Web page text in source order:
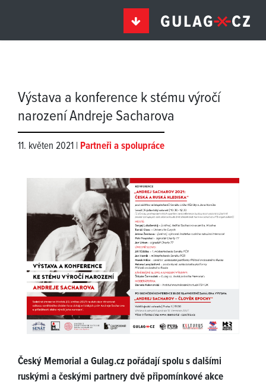
Výstava a konference k stému výročí
narození Andreje Sacharova
11. květen 2021 | Partneři a spolupráce
Český Memorial a Gulag.cz pořádají spolu s dalšími
ruskými a českými partnery dvě připomínkové akce